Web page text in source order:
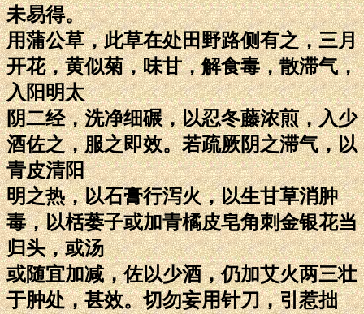
未易得。
用蒲公草，此草在处田野路侧有之，三月
开花，黄似菊，味甘，解食毒，散滞气，
入阳明太
阴二经，洗净细碾，以忍冬藤浓煎，入少
酒佐之，服之即效。若疏厥阴之滞气，以
青皮清阳
明之热，以石膏行泻火，以生甘草消肿
毒，以栝蒌子或加青橘皮皂角刺金银花当
归头，或汤
或随宜加减，佐以少酒，仍加艾火两三壮
于肿处，甚效。切勿妄用针刀，引惹拙